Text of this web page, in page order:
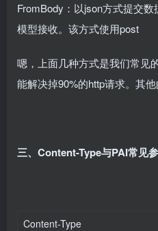
FromBody：以json方式提交
模型接收。该方式使用post
嗯，上面几种方式是我们常见
能解决掉90%的http请求。其他
三、Content-Type与PAI常见
Content-Type